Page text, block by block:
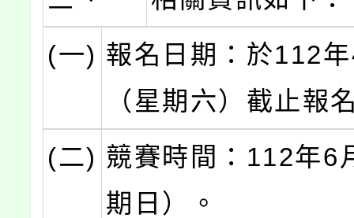
(一) 報名日期：於112
（星期六）截止報
(二) 競賽時間：112年6
期日）。